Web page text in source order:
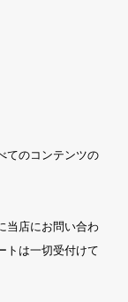
てのコンテンツの
当店にお問い合わ
トは一切受付けて